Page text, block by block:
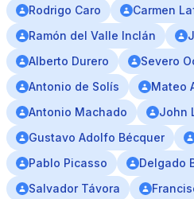
Rodrigo Caro
Carmen
Ramón del Valle Inclán
Alberto Durero
Severo
Antonio de Solís
Mateo
Antonio Machado
John
Gustavo Adolfo Bécquer
Pablo Picasso
Delgado
Salvador Távora